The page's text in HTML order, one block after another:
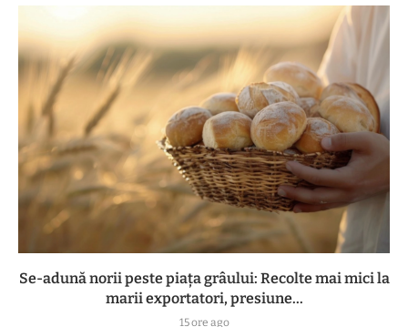
Se-adună norii peste piața grâului: Recolte mai mici la
marii exportatori, presiune...
15 ore ago